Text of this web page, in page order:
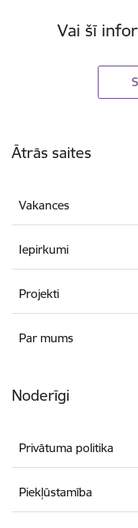
Vai šī
Ātrās saites
Vakances
Iepirkumi
Projekti
Par mums
Noderīgi
Privātuma politika
Piekļūstamība